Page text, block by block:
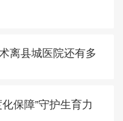
离县城医院还有多
化保障”守护生育力